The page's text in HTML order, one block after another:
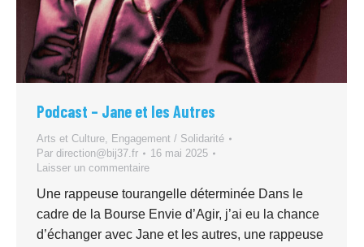
Podcast – Jane et les Autres
Arts et Culture, Engagement / Solidarité
Par direction@bij37.fr
16 mai 2025
Laisser un commentaire
Une rappeuse tourangelle déterminée Dans le
cadre de la Bourse Envie d’Agir, j’ai eu la chance
d’échanger avec Jane et les autres, une rappeuse